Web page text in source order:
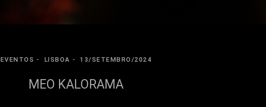
EVENTOS LISBOA 13/SETEMBRO/2024
MEO KALORAMA